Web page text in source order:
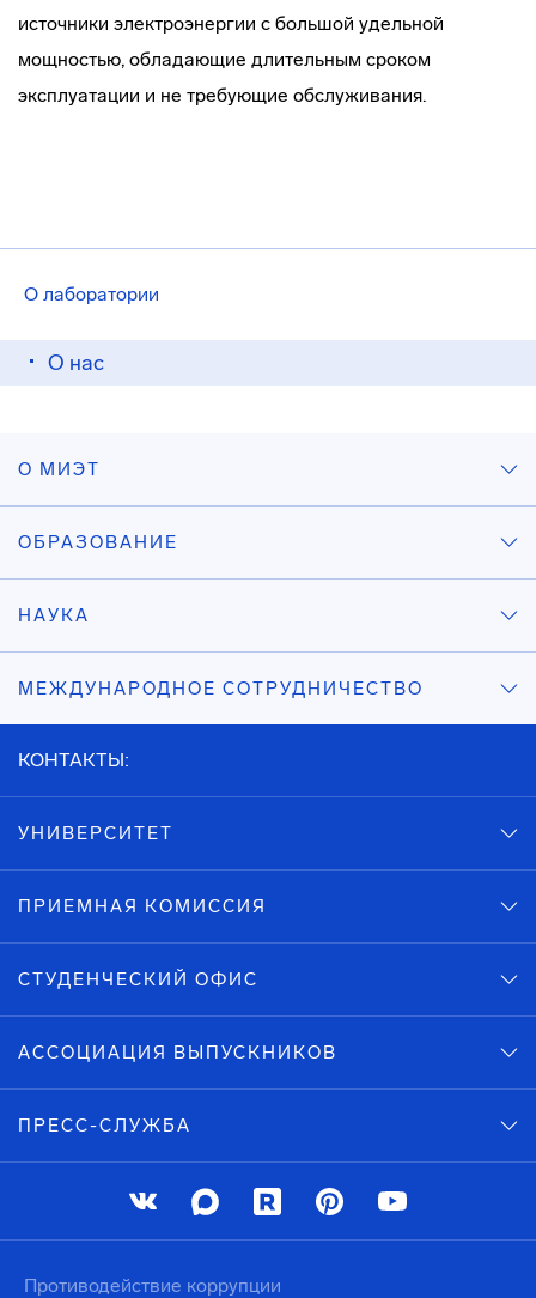
О лаборатории
О нас
источники электроэнергии с большой удельной
мощностью, обладающие длительным сроком
эксплуатации и не требующие обслуживания.
О МИЭТ
ОБРАЗОВАНИЕ
НАУКА
МЕЖДУНАРОДНОЕ СОТРУДНИЧЕСТВО
КОНТАКТЫ:
УНИВЕРСИТЕТ
ПРИЕМНАЯ КОМИССИЯ
СТУДЕНЧЕСКИЙ ОФИС
АССОЦИАЦИЯ ВЫПУСКНИКОВ
ПРЕСС-СЛУЖБА
Противодействие коррупции